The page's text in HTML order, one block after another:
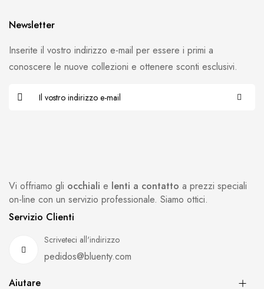
Vi offriamo gli occhiali e lenti a contatto a prezzi speciali
on-line con un servizio professionale. Siamo ottici.
Servizio Clienti
Scriveteci all'indirizzo
pedidos@bluenty.com
Aiutare
Newsletter
Inserite il vostro indirizzo e-mail per essere i primi a
conoscere le nuove collezioni e ottenere sconti esclusivi.